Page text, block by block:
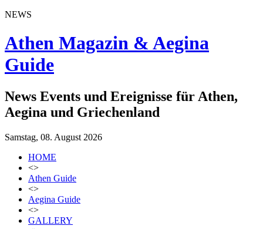
NEWS
Athen Magazin & Aegina
Guide
News Events und Ereignisse für Athen,
Aegina und Griechenland
Samstag, 08. August 2026
HOME
<>
Athen Guide
<>
Aegina Guide
<>
GALLERY